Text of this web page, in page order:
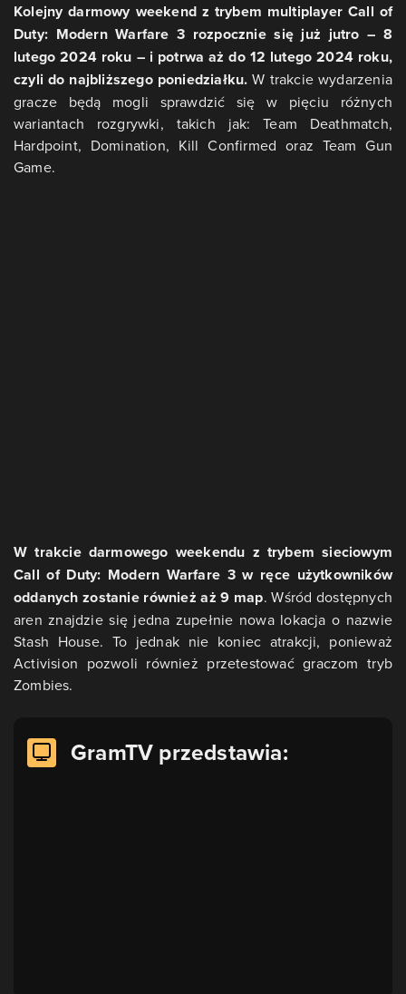
Kolejny darmowy weekend z trybem multiplayer Call of
Duty: Modern Warfare 3 rozpocznie się już jutro – 8
lutego 2024 roku – i potrwa aż do 12 lutego 2024 roku,
czyli do najbliższego poniedziałku. W trakcie wydarzenia
gracze będą mogli sprawdzić się w pięciu różnych
wariantach rozgrywki, takich jak: Team Deathmatch,
Hardpoint, Domination, Kill Confirmed oraz Team Gun
Game.
W trakcie darmowego weekendu z trybem sieciowym
Call of Duty: Modern Warfare 3 w ręce użytkowników
oddanych zostanie również aż 9 map. Wśród dostępnych
aren znajdzie się jedna zupełnie nowa lokacja o nazwie
Stash House. To jednak nie koniec atrakcji, ponieważ
Activision pozwoli również przetestować graczom tryb
Zombies.
GramTV przedstawia: